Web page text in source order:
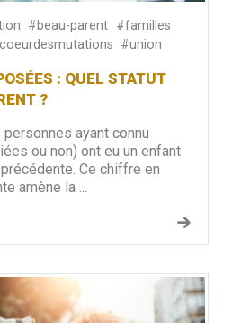
#beau-parent #familles
#union
: QUEL STATUT
?
ayant connu
ou non) ont eu un enfant
Ce chiffre en
amène la ...